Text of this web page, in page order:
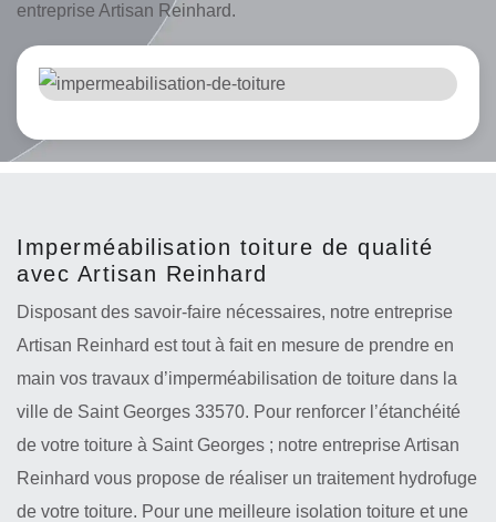
entreprise Artisan Reinhard.
Imperméabilisation toiture de qualité
avec Artisan Reinhard
Disposant des savoir-faire nécessaires, notre entreprise
Artisan Reinhard est tout à fait en mesure de prendre en
main vos travaux d’imperméabilisation de toiture dans la
ville de Saint Georges 33570. Pour renforcer l’étanchéité
de votre toiture à Saint Georges ; notre entreprise Artisan
Reinhard vous propose de réaliser un traitement hydrofuge
de votre toiture. Pour une meilleure isolation toiture et une